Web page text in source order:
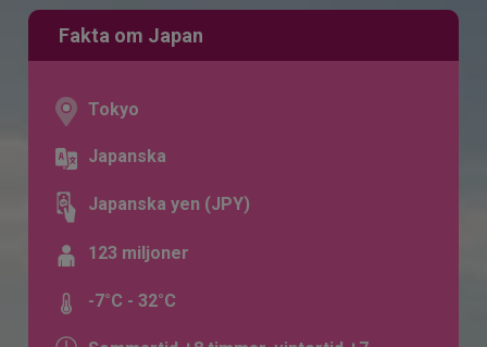
Fakta om Japan
Tokyo
Japanska
Japanska yen (JPY)
123 miljoner
-7°C - 32°C